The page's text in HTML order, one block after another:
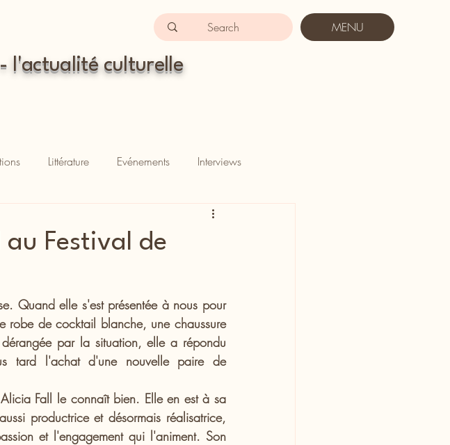
MENU
l'actualité culturelle
Littérature Evénements Interviews
au Festival de
Quand elle s'est présentée à nous pour
robe de cocktail blanche, une chaussure
par la situation, elle a répondu
tard l'achat d'une nouvelle paire de
Fall le connaît bien. Elle en est à sa
productrice et désormais réalisatrice,
et l'engagement qui l'animent. Son